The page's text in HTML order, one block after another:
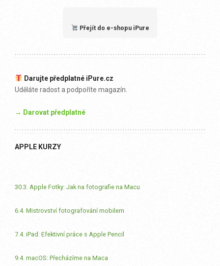
Přejít do e-shopu iPure
Darujte předplatné iPure.cz
Uděláte radost a podpoříte magazín.
→ Darovat předplatné
APPLE KURZY
30.3. Apple Fotky: Jak na fotografie na Macu
6.4. Mistrovství fotografování mobilem
7.4. iPad: Efektivní práce s Apple Pencil
9.4. macOS: Přecházíme na Maca